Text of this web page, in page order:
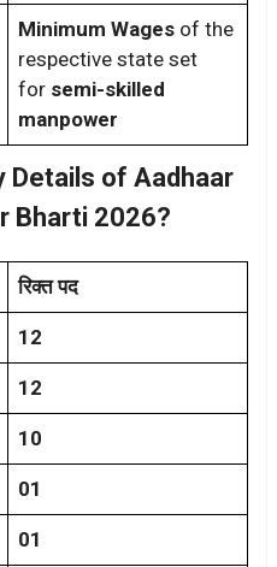
Minimum Wages of the
respective state set
for semi-skilled
manpower
Details of Aadhaar
Bharti 2026?
रिक्त पद
12
12
10
01
01